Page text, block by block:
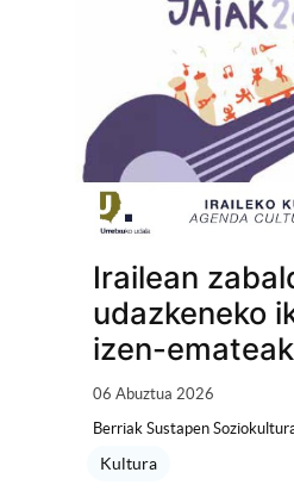
Irailean
udazkeneko
izen-emateak
06 Abuztua 2026
Berriak Sustapen
Kultura